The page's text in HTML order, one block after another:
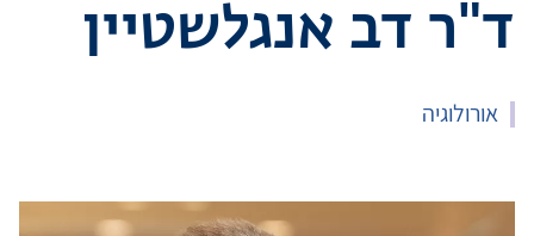
ד"ר דב אנגלשטיין
אורולוגיה